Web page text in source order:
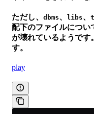
ただし、 dbms、 libs、
配下のファイルについ
が壊れているようです
す。
play